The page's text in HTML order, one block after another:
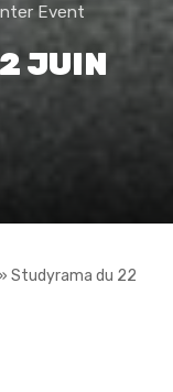
Event
JUIN
» Studyrama du 22